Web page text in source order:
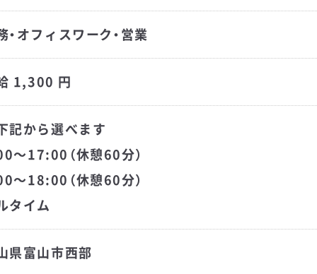
・オフィスワーク・営業
1,300 円
記から選べます
～17:00（休憩60分）
～18:00（休憩60分）
タイム
県富山市西部